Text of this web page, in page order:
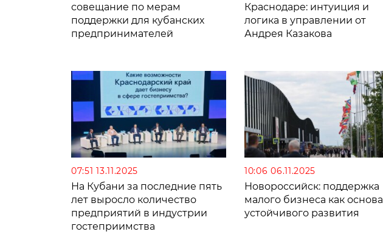
совещание по мерам
поддержки для кубанских
предпринимателей
Краснодаре: интуиция и
логика в управлении от
Андрея Казакова
07:51 13.11.2025
На Кубани за последние пять
лет выросло количество
предприятий в индустрии
гостеприимства
10:06 06.11.2025
Новороссийск: поддержка
малого бизнеса как основа
устойчивого развития